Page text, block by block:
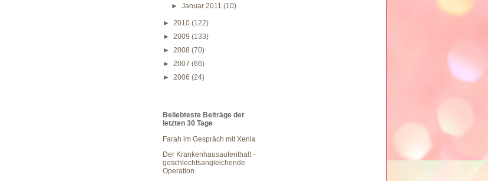
►Januar 2011(10)
► 2010 (122)
► 2009 (133)
► 2008 (70)
► 2007 (66)
► 2006 (24)
Beliebteste Beiträge der
letzten 30 Tage
Farah im Gespräch mit Xenia
Der Krankenhausaufenthalt -
geschlechtsangleichende
Operation